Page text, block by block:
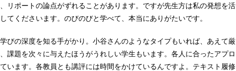
リポートの論点がずれることがあります。ですが先生方は私の発想を活
てくださいます。のびのびと学べて、本当にありがたいです。
びの深度を知る手がかり。小谷さんのようなタイプもいれば、あえて厳
課題を次々に与えたほうがうれしい学生もいます。各人に合ったアプロ
います。各教員とも講評には時間をかけているんですよ。テキスト履修